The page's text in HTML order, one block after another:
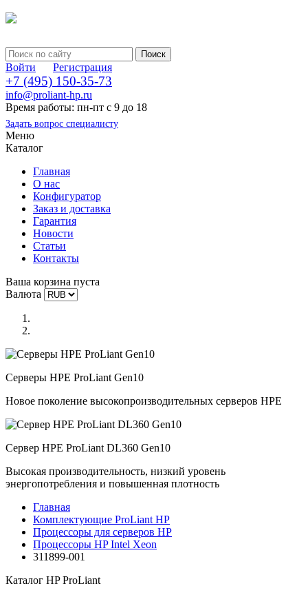
Войти Регистрация
+7 (495) 150-35-73
info@proliant-hp.ru
Время работы: пн-пт с 9 до 18
Задать вопрос специалисту
Меню
Каталог
Главная
О нас
Конфигуратор
Заказ и доставка
Гарантия
Новости
Статьи
Контакты
Ваша корзина пуста
Валюта
Серверы HPE ProLiant Gen10
Новое поколение высокопроизводительных серверов HPE
Сервер HPE ProLiant DL360 Gen10
Высокая производительность, низкий уровень
энергопотребления и повышенная плотность
Главная
Комплектующие ProLiant HP
Процессоры для серверов HP
Процессоры HP Intel Xeon
311899-001
Каталог HP ProLiant